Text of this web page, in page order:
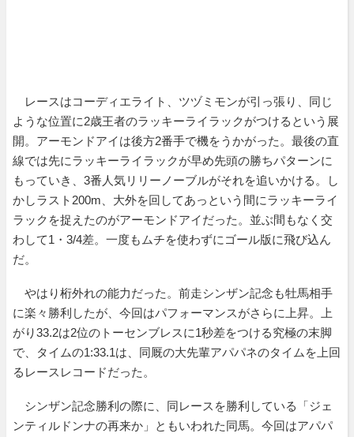
レースはコーディエライト、ツヅミモンが引っ張り、同じ
ような位置に2歳王者のラッキーライラックがつけるという展
開。アーモンドアイは後方2番手で機をうかがった。最後の直
線では先にラッキーライラックが早め先頭の勝ちパターンに
もっていき、3番人気リリーノーブルがそれを追いかける。し
かしラスト200m、大外を回してあっという間にラッキーライ
ラックを捉えたのがアーモンドアイだった。並ぶ間もなく交
わして1・3/4差。一度もムチを使わずにゴール版に飛び込ん
だ。
やはり桁外れの能力だった。前走シンザン記念も牡馬相手
に楽々勝利したが、今回はパフォーマンスがさらに上昇。上
がり33.2は2位のトーセンブレスに1秒差をつける究極の末脚
で、タイムの1:33.1は、同厩の大先輩アパパネのタイムを上回
るレースレコードだった。
シンザン記念勝利の際に、同レースを勝利している「ジェ
ンティルドンナの再来か」ともいわれた同馬。今回はアパパ